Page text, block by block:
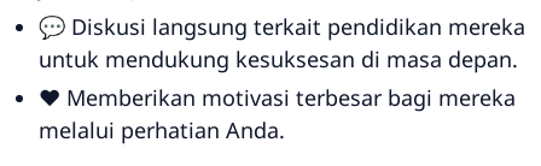
💬 Diskusi langsung terkait pendidikan mereka
untuk mendukung kesuksesan di masa depan.
❤️ Memberikan motivasi terbesar bagi mereka
melalui perhatian Anda.